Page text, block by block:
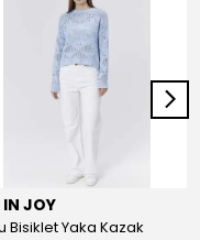
JOY
Bisiklet Yaka Kazak